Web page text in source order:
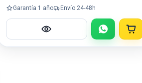
Garantía 1 año Envío 24-48h